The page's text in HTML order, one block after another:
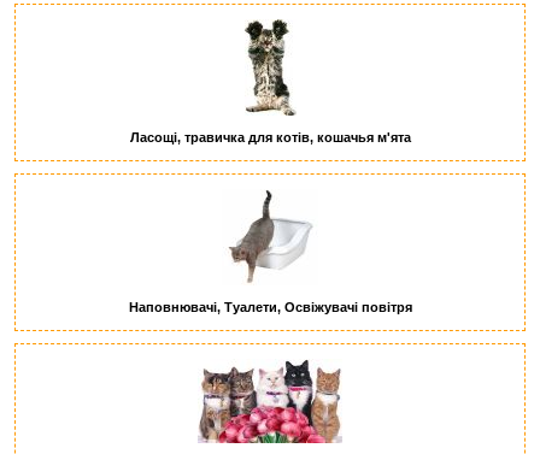
Ласощі, травичка для котів, кошачья м'ята
Наповнювачі, Туалети, Освіжувачі повітря